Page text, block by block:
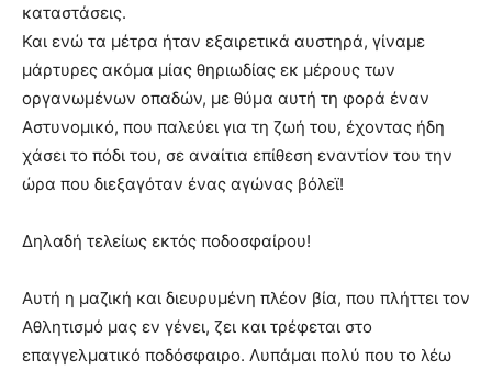
καταστάσεις.
Και ενώ τα μέτρα ήταν εξαιρετικά αυστηρά, γίναμε
μάρτυρες ακόμα μίας θηριωδίας εκ μέρους των
οργανωμένων οπαδών, με θύμα αυτή τη φορά έναν
Αστυνομικό, που παλεύει για τη ζωή του, έχοντας ήδη
χάσει το πόδι του, σε αναίτια επίθεση εναντίον του την
ώρα που διεξαγόταν ένας αγώνας βόλεϊ!
Δηλαδή τελείως εκτός ποδοσφαίρου!
Αυτή η μαζική και διευρυμένη πλέον βία, που πλήττει τον
Αθλητισμό μας εν γένει, ζει και τρέφεται στο
επαγγελματικό ποδόσφαιρο. Λυπάμαι πολύ που το λέω